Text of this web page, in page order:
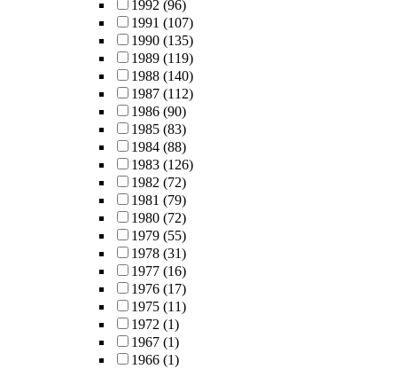
1992 (96)
1991 (107)
1990 (135)
1989 (119)
1988 (140)
1987 (112)
1986 (90)
1985 (83)
1984 (88)
1983 (126)
1982 (72)
1981 (79)
1980 (72)
1979 (55)
1978 (31)
1977 (16)
1976 (17)
1975 (11)
1972 (1)
1967 (1)
1966 (1)